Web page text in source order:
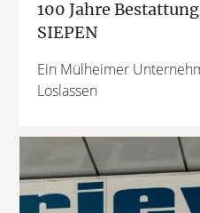
100 Jahre
SIEPEN
Ein Mülheimer
Loslassen